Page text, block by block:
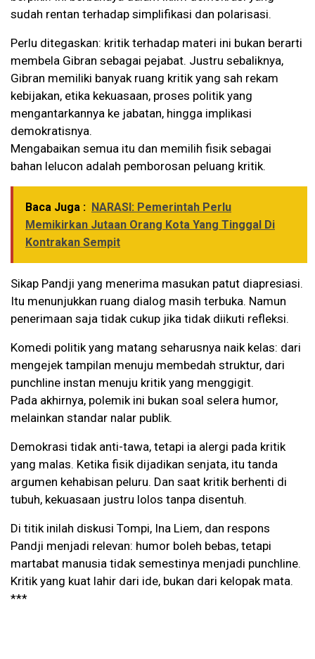
sudah rentan terhadap simplifikasi dan polarisasi.
Perlu ditegaskan: kritik terhadap materi ini bukan berarti
membela Gibran sebagai pejabat. Justru sebaliknya,
Gibran memiliki banyak ruang kritik yang sah rekam
kebijakan, etika kekuasaan, proses politik yang
mengantarkannya ke jabatan, hingga implikasi
demokratisnya.
Mengabaikan semua itu dan memilih fisik sebagai
bahan lelucon adalah pemborosan peluang kritik.
Baca Juga : NARASI: Pemerintah Perlu
Memikirkan Jutaan Orang Kota Yang Tinggal Di
Kontrakan Sempit
Sikap Pandji yang menerima masukan patut diapresiasi.
Itu menunjukkan ruang dialog masih terbuka. Namun
penerimaan saja tidak cukup jika tidak diikuti refleksi.
Komedi politik yang matang seharusnya naik kelas: dari
mengejek tampilan menuju membedah struktur, dari
punchline instan menuju kritik yang menggigit.
Pada akhirnya, polemik ini bukan soal selera humor,
melainkan standar nalar publik.
Demokrasi tidak anti-tawa, tetapi ia alergi pada kritik
yang malas. Ketika fisik dijadikan senjata, itu tanda
argumen kehabisan peluru. Dan saat kritik berhenti di
tubuh, kekuasaan justru lolos tanpa disentuh.
Di titik inilah diskusi Tompi, Ina Liem, dan respons
Pandji menjadi relevan: humor boleh bebas, tetapi
martabat manusia tidak semestinya menjadi punchline.
Kritik yang kuat lahir dari ide, bukan dari kelopak mata.
***